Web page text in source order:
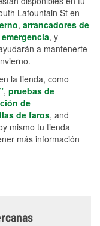
Lafountain St en
, arrancadores de
, y
a mantenerte
la tienda, como
, pruebas de
de
de faros, and
mismo tu tienda
más información